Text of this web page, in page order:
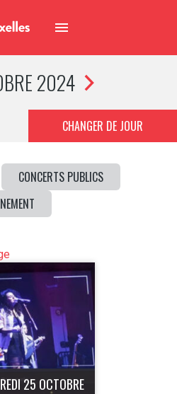
2024
CHANGER DE JOUR
CONCERTS PUBLICS
25 OCTOBRE